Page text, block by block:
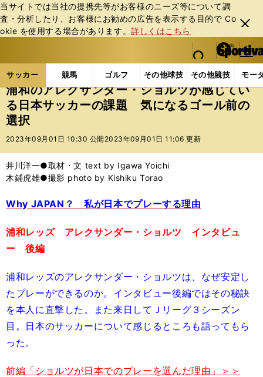
当サイトでは当社の提携先等がお客様のニーズ等について調
査・分析したり、お客様にお勧めの広告を表⽰する⽬的で Co
okie を使⽤する場合があります。詳しくはこちら
閉じ
る
web Sportiva (webスポルティーバ)
検索
マイペ
ー
ジ
メニュ
サッカー 競馬 ゴルフ その他球技 その他競技 モー
ス
ポ
ル
テ
ー
バ
サッカーの記事一覧 Jリーグ他 Jリーグ 浦和の
浦和のアレクサンダー・ショルツが感じてい
る日本サッカーの課題 気になるゴール前の
選択
2023年09月01日 10:30 公開 2023年09月01日 11:06 更新
井川洋一●取材・文 text by Igawa Yoichi
木鋪虎雄●撮影 photo by Kishiku Torao
Why JAPAN？ 私が日本でプレーする理由
浦和レッズ アレクサンダー・ショルツ インタビュ
ー 後編
浦和レッズのアレクサンダー・ショルツは、なぜ安定し
たプレーができるのか。インタビュー後編ではその秘訣
を本人に直撃した。また来日してＪリーグ３シーズン
目。日本のサッカーについて感じるところも語ってもら
った。
前編「ショルツが日本でのプレーを選んだ理由」＞＞